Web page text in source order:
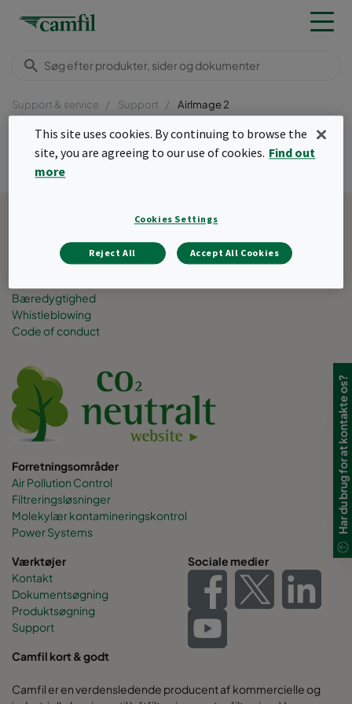
Support & service Support AirImage 2
Menu
AirImage 2.0
Jobmuligheder
Mennesker
Bæredygtighed
Whistleblowing
Code of conduct
Forretningsområder
Air Pollution Control
Filtreringsløsninger
Molekylær kontamineringskontrol
Power Systems
Værktøjer
Kontakt
Dokumentsøgning
Produktsøgning
Support
Sociale medier
Camfil kort & godt
Camfil er en verdensledende producent af kommercielle og
Har du brug for at kontakte os?
This site uses cookies. By continuing to browse the
site, you are agreeing to our use of cookies. Find out
more
Cookies Settings
Reject All Accept All Cookies